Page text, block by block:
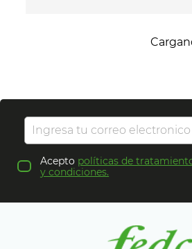
Acepto políticas de
y condiciones.